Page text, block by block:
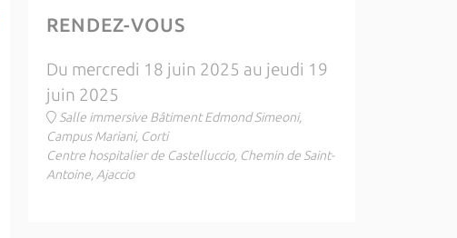
RENDEZ-VOUS
Du mercredi 18 juin 2025 au jeudi 19
juin 2025
Salle immersive Bâtiment Edmond Simeoni,
Campus Mariani, Corti
Centre hospitalier de Castelluccio, Chemin de Saint-
Antoine, Ajaccio